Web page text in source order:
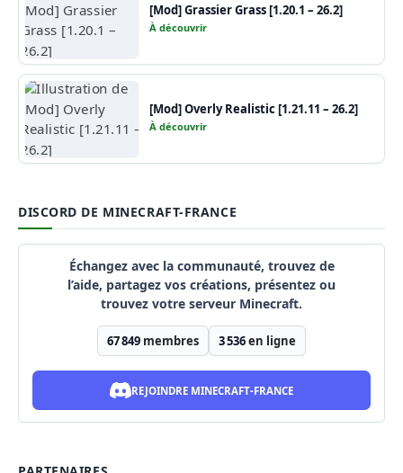
[Mod] Grassier Grass [1.20.1 – 26.2]
À découvrir
[Mod] Overly Realistic [1.21.11 – 26.2]
À découvrir
DISCORD DE MINECRAFT-FRANCE
Échangez avec la communauté, trouvez de
l’aide, partagez vos créations, présentez ou
trouvez votre serveur Minecraft.
67 849 membres 3 536en ligne
REJOINDRE MINECRAFT-FRANCE